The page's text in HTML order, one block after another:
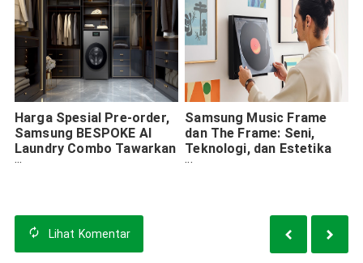
Harga Spesial Pre-order,
Samsung BESPOKE AI
Laundry Combo Tawarkan
Kepraktisan dan
Samsung Music Frame
dan The Frame: Seni,
Teknologi, dan Estetika
dalam Satu Ruangan
Lihat Komentar